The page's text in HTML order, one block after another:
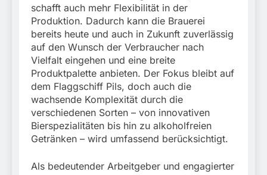
schafft auch mehr Flexibilität in der
Produktion. Dadurch kann die Brauerei
bereits heute und auch in Zukunft zuverlässig
auf den Wunsch der Verbraucher nach
Vielfalt eingehen und eine breite
Produktpalette anbieten. Der Fokus bleibt auf
dem Flaggschiff Pils, doch auch die
wachsende Komplexität durch die
verschiedenen Sorten – von innovativen
Bierspezialitäten bis hin zu alkoholfreien
Getränken – wird umfassend berücksichtigt.
Als bedeutender Arbeitgeber und engagierter